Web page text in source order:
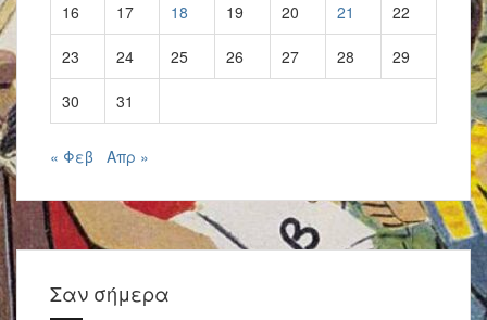
16 17 18 19 20 21 22
23 24 25 26 27 28 29
30 31
« Φεβ Απρ »
Σαν σήμερα